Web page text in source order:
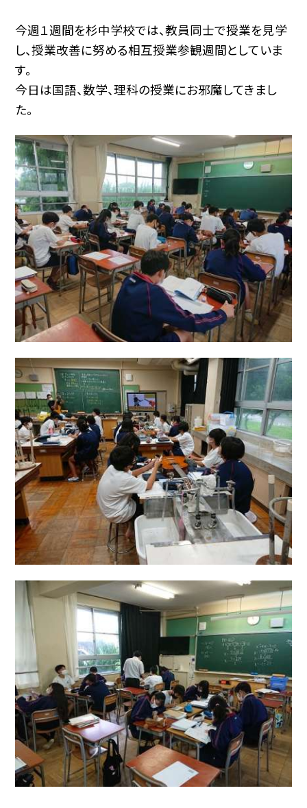
今週１週間を杉中学校では、教員同士で授業を見学
し、授業改善に努める相互授業参観週間としていま
す。
今日は国語、数学、理科の授業にお邪魔してきまし
た。